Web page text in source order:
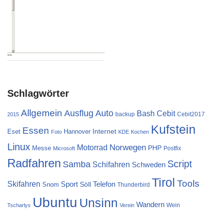
Schlagwörter
2015 Allgemein Ausflug Auto backup Bash Cebit Cebit2017
Eset Essen Foto Hannover Internet KDE Kochen Kufstein
Linux Messe Microsoft Motorrad Norwegen PHP Postfix
Radfahren Samba Schifahren Schweden Script
Skifahren Snom Sport Söll Telefon Thunderbird Tirol Tools
Tscharlys Ubuntu Unsinn Verein Wandern Wein